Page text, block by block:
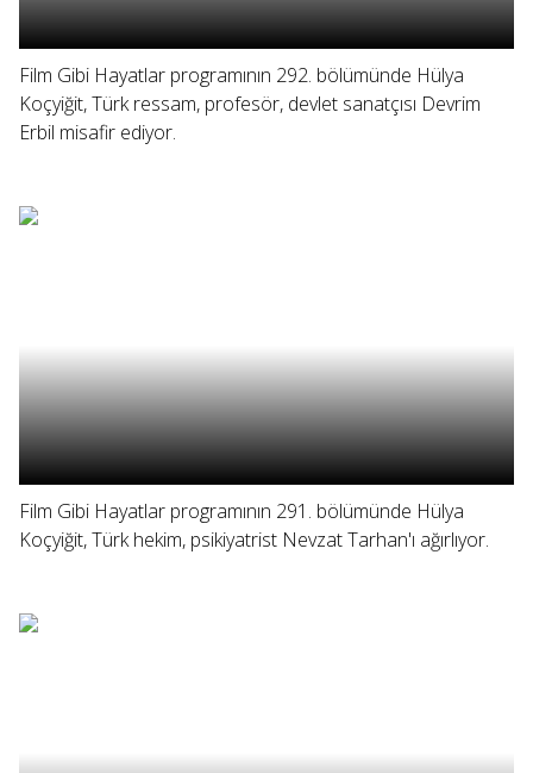
Film Gibi Hayatlar programının 292. bölümünde Hülya
Koçyiğit, Türk ressam, profesör, devlet sanatçısı Devrim
Erbil misafir ediyor.
Film Gibi Hayatlar programının 291. bölümünde Hülya
Koçyiğit, Türk hekim, psikiyatrist Nevzat Tarhan'ı ağırlıyor.